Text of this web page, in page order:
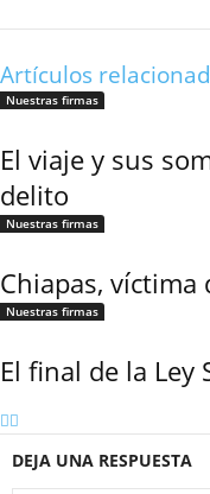
Artículos
Nuestras firmas
El viaje y sus
delito
Nuestras firmas
Chiapas, víctima
Nuestras firmas
El final de la Ley
DEJA UNA RESPUESTA